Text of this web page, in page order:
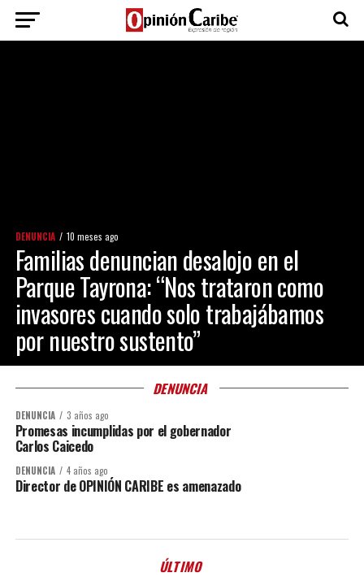
DENUNCIA 10 meses ago
Familias denuncian desalojo en el
Parque Tayrona: “Nos trataron como
invasores cuando solo trabajábamos
por nuestro sustento”
DENUNCIA
DENUNCIA 3 años ago
Promesas incumplidas por el gobernador
Carlos Caicedo
DENUNCIA 4 años ago
Director de OPINIÓN CARIBE es amenazado
ÚLTIMO